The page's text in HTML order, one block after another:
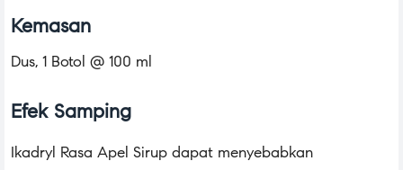
Kemasan
Dus, 1 Botol @ 100 ml
Efek Samping
Ikadryl Rasa Apel Sirup dapat menyebabkan